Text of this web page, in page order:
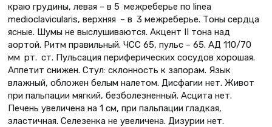
краю грудины, левая – в 5 межреберье по linea
medioclavicularis, верхняя – в 3 межреберье. Тоны сердца
ясные. Шумы не выслушиваются. Акцент II тона над
аортой. Ритм правильный. ЧСС 65, пульс – 65. АД 110/70
мм рт. ст. Пульсация периферических сосудов хорошая.
Аппетит снижен. Стул: склонность к запорам. Язык
влажный, обложен белым налетом. Дисфагии нет. Живот
при пальпации мягкий, безболезненный. Асцита нет.
Печень увеличена на 1 см, при пальпации гладкая,
эластичная. Селезенка не увеличена. Дизурии нет.